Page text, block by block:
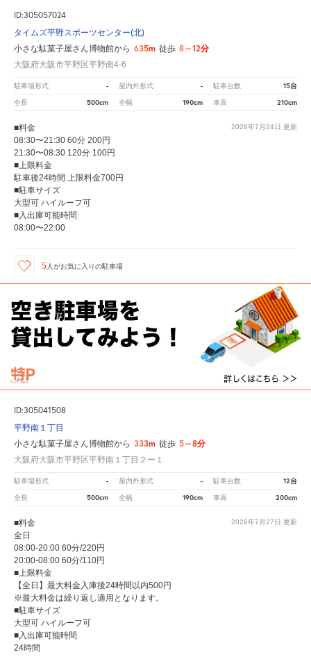
ID:305057024
タイムズ平野スポーツセンター(北)
小さな駄菓子屋さん博物館から 635m 徒歩 8～12分
大阪府大阪市平野区平野南4-6
駐車場形式 - 屋内外形式 - 駐車台数 15台
全長 500cm 全幅 190cm 車高 210cm
2026年7月24日 更新
■料金
08:30〜21:30 60分 200円
21:30〜08:30 120分 100円
■上限料金
駐車後24時間 上限料金700円
■駐車サイズ
大型可 ハイルーフ可
■入出庫可能時間
08:00〜22:00
5 人がお気に入りの駐車場
ID:305041508
平野南１丁目
小さな駄菓子屋さん博物館から 333m 徒歩 5～8分
大阪府大阪市平野区平野南１丁目２ー１
駐車場形式 - 屋内外形式 - 駐車台数 12台
全長 500cm 全幅 190cm 車高 200cm
2026年7月27日 更新
■料金
全日
08:00-20:00 60分/220円
20:00-08:00 60分/110円
■上限料金
【全日】最大料金入庫後24時間以内500円
※最大料金は繰り返し適用となります。
■駐車サイズ
大型可 ハイルーフ可
■入出庫可能時間
24時間